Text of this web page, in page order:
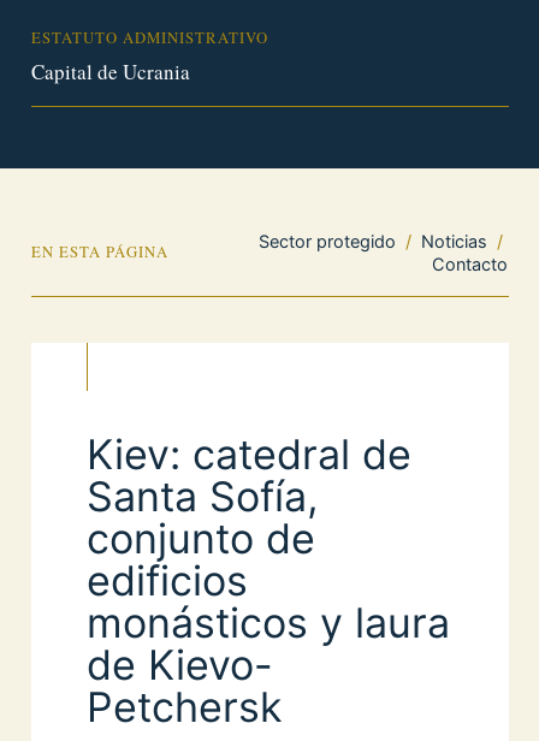
ESTATUTO ADMINISTRATIVO
Capital de Ucrania
EN ESTA PÁGINA
Sector protegido / Noticias /
Contacto
Kiev: catedral de
Santa Sofía,
conjunto de
edificios
monásticos y laura
de Kievo-
Petchersk